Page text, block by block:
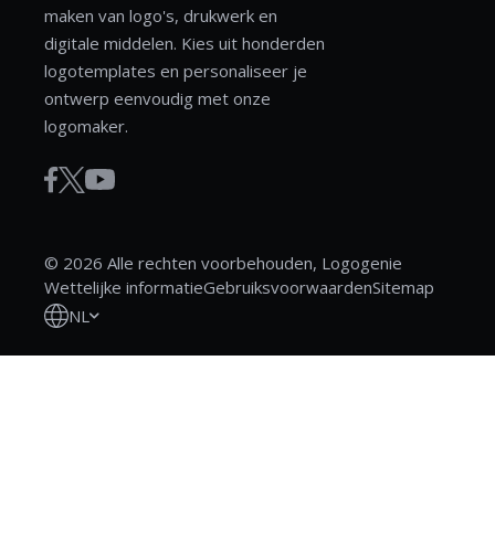
maken van logo's, drukwerk en
digitale middelen. Kies uit honderden
logotemplates en personaliseer je
ontwerp eenvoudig met onze
logomaker.
© 2026 Alle rechten voorbehouden, Logogenie
Wettelijke informatieGebruiksvoorwaardenSitemap
NL